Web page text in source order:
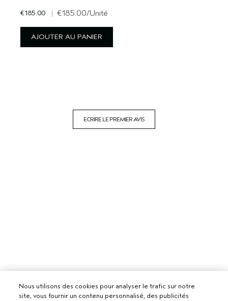
€185.00 | €185.00/Unité
AJOUTER AU PANIER
ECRIRE LE PREMIER AVIS
Nous utilisons des cookies pour analyser le trafic sur notre
site, vous fournir un contenu personnalisé, des publicités